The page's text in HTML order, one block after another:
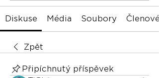
Diskuse Média Soubory Členové
Zpět
Připíchnutý příspěvek